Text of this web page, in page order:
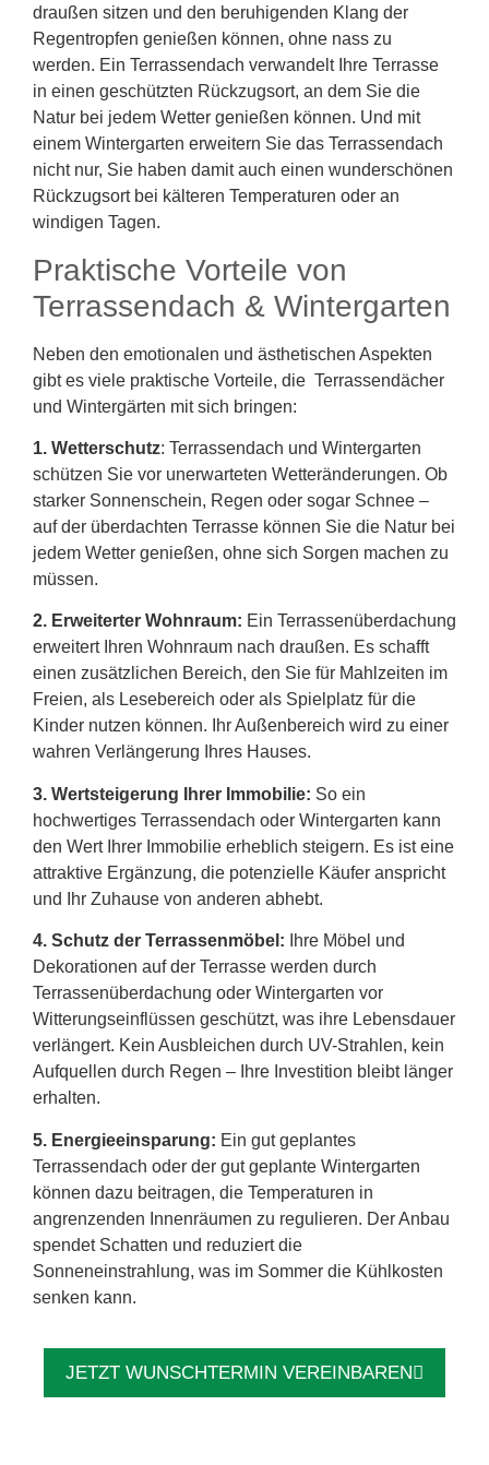
draußen sitzen und den beruhigenden Klang der
Regentropfen genießen können, ohne nass zu
werden. Ein Terrassendach verwandelt Ihre Terrasse
in einen geschützten Rückzugsort, an dem Sie die
Natur bei jedem Wetter genießen können. Und mit
einem Wintergarten erweitern Sie das Terrassendach
nicht nur, Sie haben damit auch einen wunderschönen
Rückzugsort bei kälteren Temperaturen oder an
windigen Tagen.
Praktische Vorteile von
Terrassendach & Wintergarten
Neben den emotionalen und ästhetischen Aspekten
gibt es viele praktische Vorteile, die Terrassendächer
und Wintergärten mit sich bringen:
1. Wetterschutz: Terrassendach und Wintergarten
schützen Sie vor unerwarteten Wetteränderungen. Ob
starker Sonnenschein, Regen oder sogar Schnee –
auf der überdachten Terrasse können Sie die Natur bei
jedem Wetter genießen, ohne sich Sorgen machen zu
müssen.
2. Erweiterter Wohnraum: Ein Terrassenüberdachung
erweitert Ihren Wohnraum nach draußen. Es schafft
einen zusätzlichen Bereich, den Sie für Mahlzeiten im
Freien, als Lesebereich oder als Spielplatz für die
Kinder nutzen können. Ihr Außenbereich wird zu einer
wahren Verlängerung Ihres Hauses.
3. Wertsteigerung Ihrer Immobilie: So ein
hochwertiges Terrassendach oder Wintergarten kann
den Wert Ihrer Immobilie erheblich steigern. Es ist eine
attraktive Ergänzung, die potenzielle Käufer anspricht
und Ihr Zuhause von anderen abhebt.
4. Schutz der Terrassenmöbel: Ihre Möbel und
Dekorationen auf der Terrasse werden durch
Terrassenüberdachung oder Wintergarten vor
Witterungseinflüssen geschützt, was ihre Lebensdauer
verlängert. Kein Ausbleichen durch UV-Strahlen, kein
Aufquellen durch Regen – Ihre Investition bleibt länger
erhalten.
5. Energieeinsparung: Ein gut geplantes
Terrassendach oder der gut geplante Wintergarten
können dazu beitragen, die Temperaturen in
angrenzenden Innenräumen zu regulieren. Der Anbau
spendet Schatten und reduziert die
Sonneneinstrahlung, was im Sommer die Kühlkosten
senken kann.
JETZT WUNSCHTERMIN VEREINBAREN